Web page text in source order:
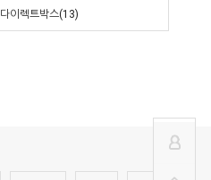
다이렉트박스(13)